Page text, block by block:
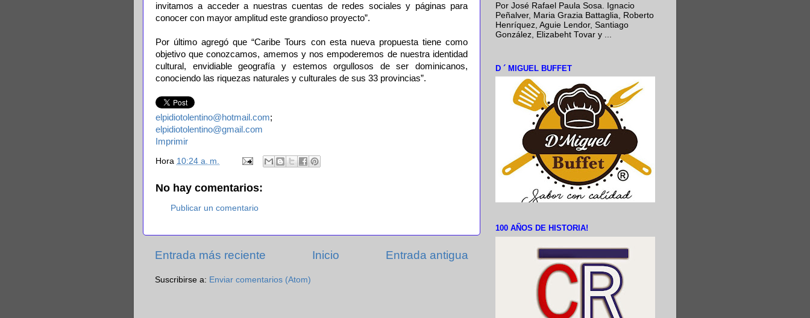
invitamos a acceder a nuestras cuentas de redes sociales y páginas para
conocer con mayor amplitud este grandioso proyecto”.
Por último agregó que “Caribe Tours con esta nueva propuesta tiene como
objetivo que conozcamos, amemos y nos empoderemos de nuestra identidad
cultural, envidiable geografía y estemos orgullosos de ser dominicanos,
conociendo las riquezas naturales y culturales de sus 33 provincias”.
elpidiotolentino@hotmail.com;
elpidiotolentino@gmail.com
Imprimir
Hora 10:24 a. m.
No hay comentarios:
Publicar un comentario
Entrada más reciente Entrada antigua
Inicio
Suscribirse a: Enviar comentarios (Atom)
Por José Rafael Paula Sosa. Ignacio
Peñalver, Maria Grazia Battaglia, Roberto
Henríquez, Aguie Lendor, Santiago
González, Elizabeht Tovar y ...
D ´ MIGUEL BUFFET
100 AÑOS DE HISTORIA!